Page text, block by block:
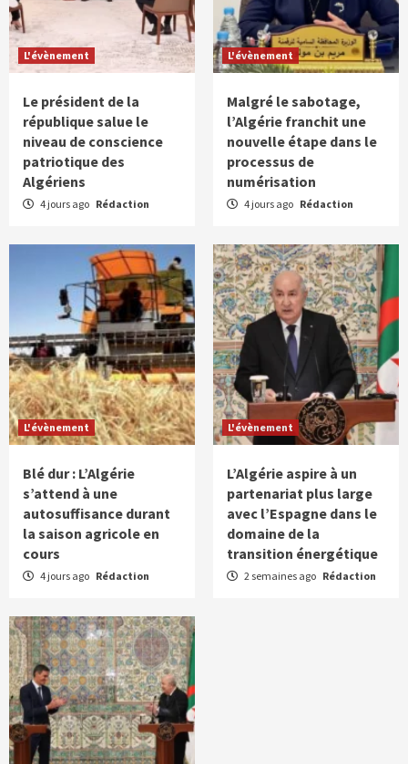
L'évènement
Le président de la
république salue le
niveau de conscience
patriotique des
Algériens
4 jours ago Rédaction
L'évènement
Malgré le sabotage,
l’Algérie franchit une
nouvelle étape dans le
processus de
numérisation
4 jours ago Rédaction
L'évènement
Blé dur : L’Algérie
s’attend à une
autosuffisance durant
la saison agricole en
cours
4 jours ago Rédaction
L'évènement
L’Algérie aspire à un
partenariat plus large
avec l’Espagne dans le
domaine de la
transition énergétique
2 semaines ago Rédaction